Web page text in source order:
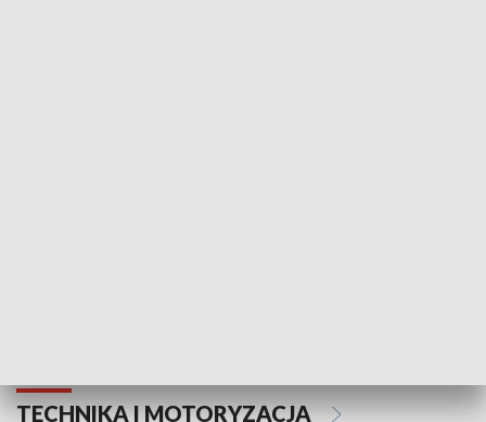
TECHNIKA I MOTORYZACJA